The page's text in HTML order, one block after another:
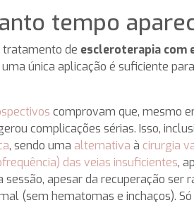
tempo
tratamento de escleroterapia com
única aplicação é suficiente
comprovam que, mesmo
complicações sérias. Isso,
, sendo uma alternativa à cirurgia
das veias insuficientes,
sessão, apesar da recuperação ser
(sem hematomas e inchaços).